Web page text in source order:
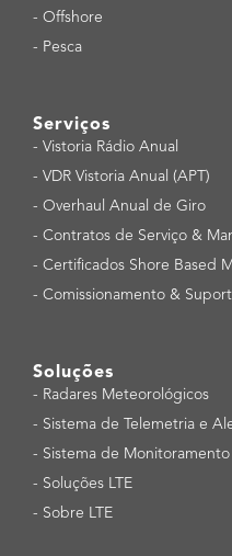
- Offshore
- Pesca
Serviços
- Vistoria Rádio Anual
- VDR Vistoria Anual (APT)
- Overhaul Anual de Giro
- Contratos de Serviço &
- Certificados Shore Based
- Comissionamento &
Soluções
- Radares Meteorológicos
- Sistema de Telemetria e
- Sistema de
- Soluções LTE
- Sobre LTE